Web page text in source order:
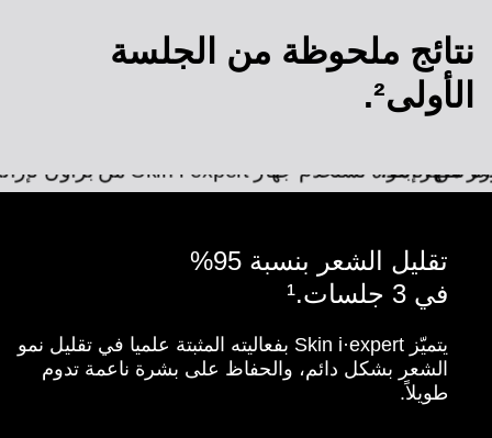
نتائج ملحوظة من الجلسة
الأولى².
تقليل الشعر بنسبة 95%
في 3 جلسات.¹
يتميّز Skin i·expert بفعاليته المثبتة علميا في تقليل نمو
الشعر بشكل دائم، والحفاظ على بشرة ناعمة تدوم
طويلاً.